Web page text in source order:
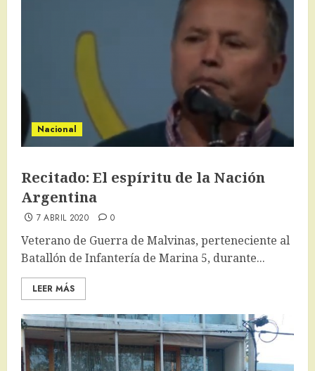
Nacional
Recitado: El espíritu de la Nación
Argentina
7 ABRIL 2020 0
Veterano de Guerra de Malvinas, perteneciente al
Batallón de Infantería de Marina 5, durante...
LEER MÁS